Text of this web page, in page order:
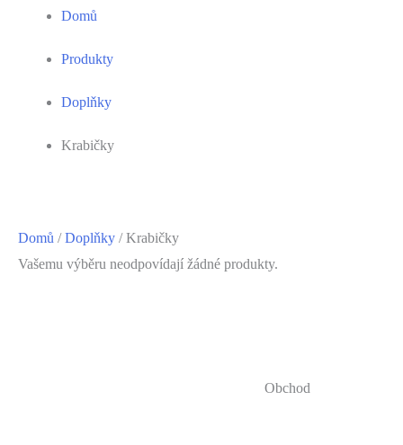
Domů
Produkty
Doplňky
Krabičky
Domů /Doplňky / Krabičky
Vašemu výběru neodpovídají žádné produkty.
Obchod